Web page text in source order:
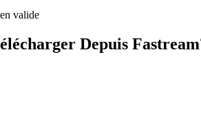
valide
Depuis